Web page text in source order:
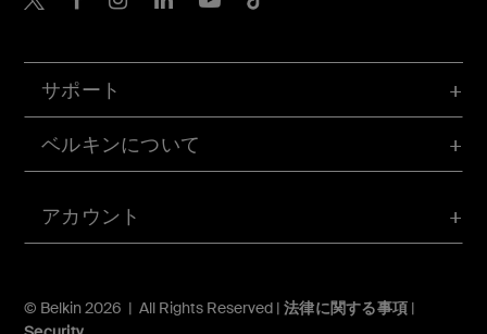
アカウント
サポート
ベルキンについて
© Belkin 2026 | All Rights Reserved | 法律に関する事項 |